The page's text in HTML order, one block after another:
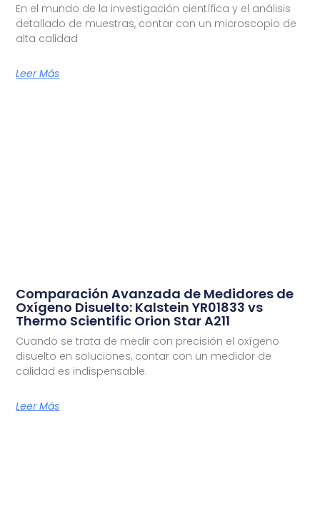
En el mundo de la investigación científica y el análisis
detallado de muestras, contar con un microscopio de
alta calidad
Leer Más
Comparación Avanzada de Medidores de
Oxígeno Disuelto: Kalstein YR01833 vs
Thermo Scientific Orion Star A211
Cuando se trata de medir con precisión el oxígeno
disuelto en soluciones, contar con un medidor de
calidad es indispensable.
Leer Más